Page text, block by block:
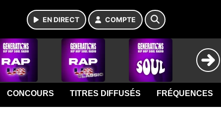
EN DIRECT COMPTE
CONCOURS TITRES DIFFUSÉS FRÉQUENCES